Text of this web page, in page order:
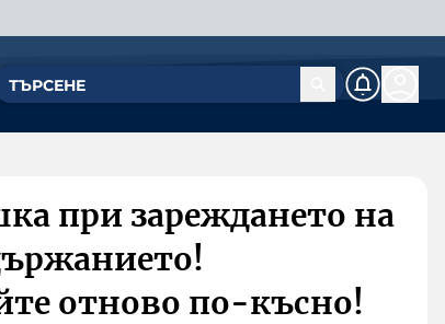
при зареждането на
отново по-късно!